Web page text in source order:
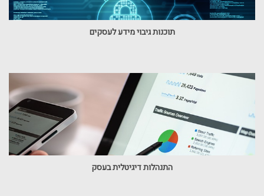
תוכנות גיבוי מידע לעסקים
התנהלות דיגיטלית בעסק